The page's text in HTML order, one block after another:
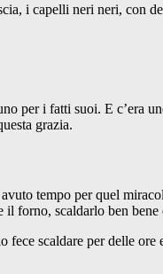
i capelli neri neri, con
per i fatti suoi. E c’era
grazia.
tempo per quel
forno, scaldarlo ben bene
scaldare per delle